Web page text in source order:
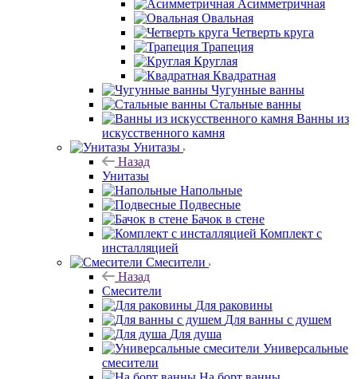
Асимметричная
Овальная
Четверть круга
Трапеция
Круглая
Квадратная
Чугунные ванны
Стальные ванны
Ванны из
искусственного камня
Унитазы
Назад
Унитазы
Напольные
Подвесные
Бачок в стене
Комплект с
инсталляцией
Смесители
Назад
Смесители
Для раковины
Для ванны с душем
Для душа
Универсальные
смесители